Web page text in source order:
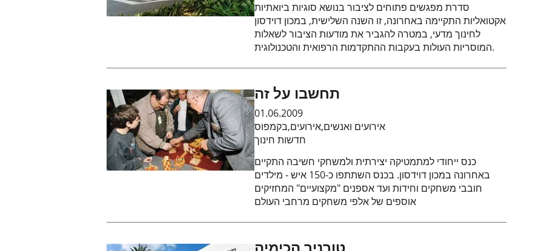
סדרת מפגשים פתוחים לציבור בנושא סוגיות ביואתיות
אקטואליות התקיימה באחרונה, זו השנה השלישית, במכון דוידסון
לחינוך מדעי, במטרה להגביר את מודעות הציבור לשאלות
המוסריות העולות בעקבות ההתקדמות הרפואית והטכנולוגית.
תחשבו על זה
01.06.2009
אירועים ואנשים,אירועים,בקמפוס
חדשות חינוך
כנס ייחודי למתמטיקה יצירתית ולמשחקי חשיבה התקיים
באחרונה במכון דוידסון. בכנס השתתפו כ-150 איש - מילדים
חובבי משחקים וחידות ועד אספנים "מקצועיים" המחזיקים
אוספים של אלפי משחקים מרחבי העולם